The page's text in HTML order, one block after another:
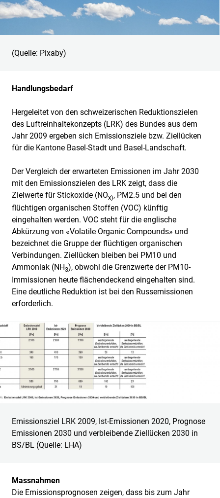
(Quelle: Pixaby)
Handlungsbedarf
Hergeleitet von den schweizerischen Reduktionszielen
des Luftreinhaltekonzepts (LRK) des Bundes aus dem
Jahr 2009 ergeben sich Emissionsziele bzw. Ziellücken
für die Kantone Basel-Stadt und Basel-Landschaft.
Der Vergleich der erwarteten Emissionen im Jahr 2030
mit den Emissionszielen des LRK zeigt, dass die
Zielwerte für Stickoxide (NOx), PM2.5 und bei den
flüchtigen organischen Stoffen (VOC) künftig
eingehalten werden. ⁠VOC⁠ steht für die englische
Abkürzung von «Volatile Organic Compounds» und
bezeichnet die Gruppe der flüchtigen organischen
Verbindungen. Ziellücken bleiben bei PM10 und
Ammoniak (NH3), obwohl die Grenzwerte der PM10-
Immissionen heute flächendeckend eingehalten sind.
Eine deutliche Reduktion ist bei den Russemissionen
erforderlich.
Emissionsziel LRK 2009, Ist-Emissionen 2020, Prognose
Emissionen 2030 und verbleibende Ziellücken 2030 in
BS/BL (Quelle: LHA)
Massnahmen
Die Emissionsprognosen zeigen, dass bis zum Jahr